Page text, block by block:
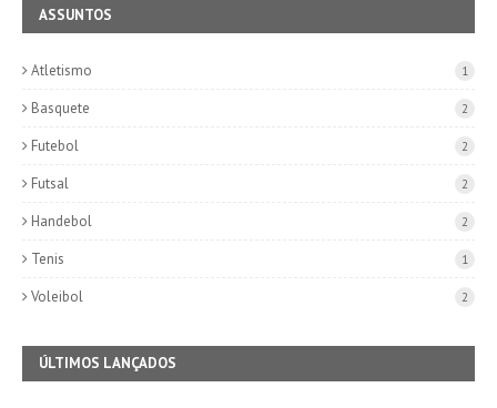
ASSUNTOS
Atletismo 1
Basquete 2
Futebol 2
Futsal 2
Handebol 2
Tenis 1
Voleibol 2
ÚLTIMOS LANÇADOS